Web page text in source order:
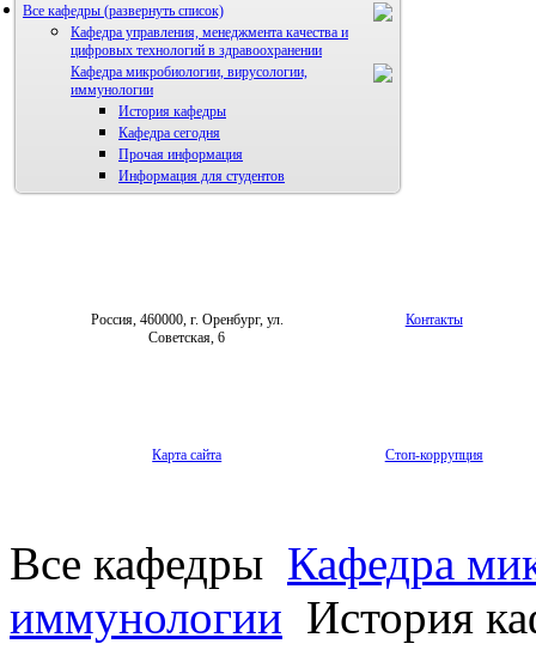
Все кафедры
Кафедра управления, менеджмента качества и
цифровых технологий в здравоохранении
Кафедра микробиологии, вирусологии,
иммунологии
История кафедры
Кафедра сегодня
Прочая информация
Информация для студентов
Россия, 460000, г. Оренбург, ул.
Советская, 6
Контакты
Карта сайта Стоп-коррупция
Все кафедры Кафедра
иммунологии История